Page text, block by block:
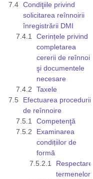
Condiţiile privind
solicitarea reînnoirii
înregistrării DMI
Cerințele privind
completarea
cererii de reînnoire
şi documentele
necesare
Taxele
Efectuarea procedurii
de reînnoire
Competenţă
Examinarea
condițiilor de
formă
Respectarea
termenelor